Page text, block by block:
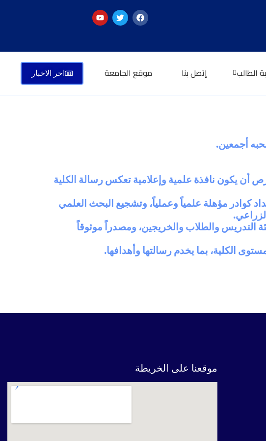
الطالب إتصل بنا موقع الجامعة اخر الاخبار
أجمعين.
أن يكون نافذة علمية وإعلامية تعكس رسالة الكلية
كوادر مؤهلة علمياً وعملياً، وتشجيع البحث العلمي
التدريس والطلاب والخريجين، ومصدراً موثوقاً
الكلية، بما يخدم رسالتها وأهدافها.
موقعنا على الخريطة